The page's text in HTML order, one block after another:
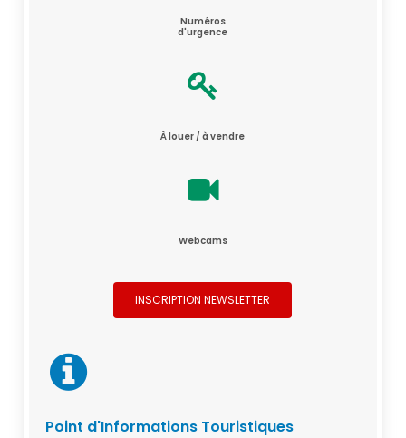
Numéros
d'urgence
À louer / à vendre
Webcams
INSCRIPTION NEWSLETTER
Point d'Informations Touristiques